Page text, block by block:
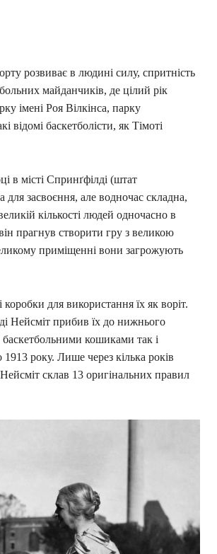
розвиває в людині силу, спритність
майданчиків, де цілий рік
імені Роя Вілкінса, парку
відомі баскетболісти, як Тімоті
в місті Спринґфілді (штат
засвоєння, але водночас складна,
кількості людей одночасно в
прагнув створити гру з великою
приміщенні вони загрожують
для використання їх як воріт.
Нейсміт прибив їх до нижнього
кошиками так і
року. Лише через кілька років
склав 13 оригінальних правил